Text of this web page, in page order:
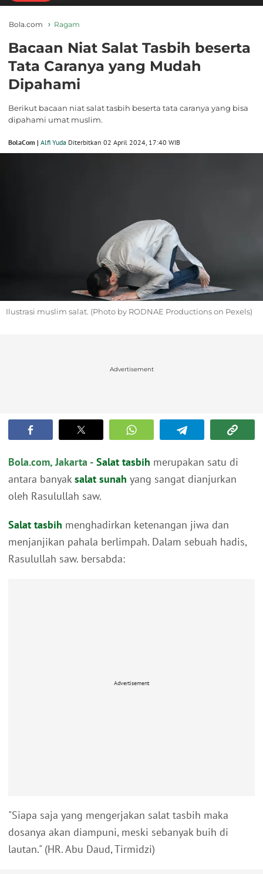
Bola.com Ragam
Bacaan Niat Salat Tasbih beserta
Tata Caranya yang Mudah
Dipahami
Berikut bacaan niat salat tasbih beserta tata caranya yang bisa
dipahami umat muslim.
BolaCom | Alfi Yuda Diterbitkan 02 April 2024, 17:40 WIB
Ilustrasi muslim salat. (Photo by RODNAE Productions on Pexels)
Advertisement
Bola.com, Jakarta - Salat tasbih merupakan satu di
antara banyak salat sunah yang sangat dianjurkan
oleh Rasulullah saw.
Salat tasbih menghadirkan ketenangan jiwa dan
menjanjikan pahala berlimpah. Dalam sebuah hadis,
Rasulullah saw. bersabda:
Advertisement
"Siapa saja yang mengerjakan salat tasbih maka
dosanya akan diampuni, meski sebanyak buih di
lautan." (HR. Abu Daud, Tirmidzi)